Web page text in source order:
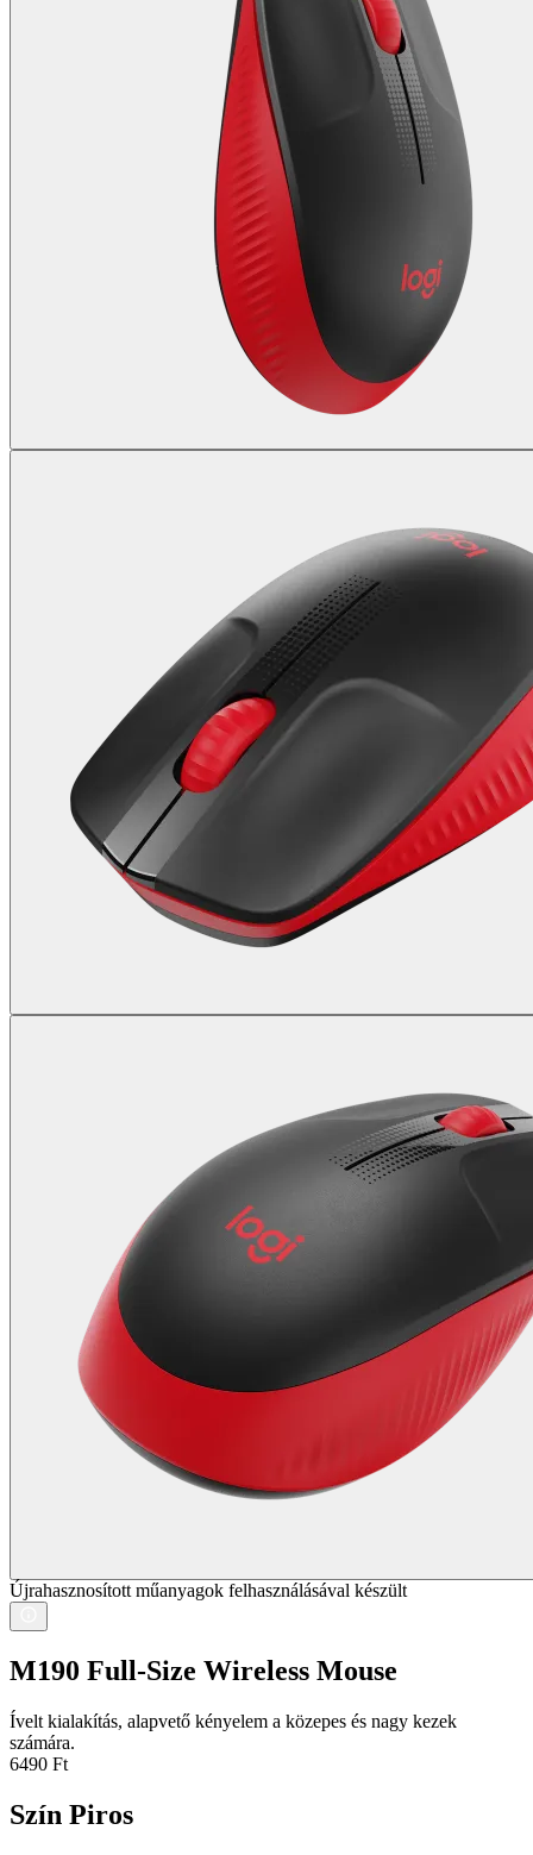
Újrahasznosított műanyagok felhasználásával készült
M190 Full-Size Wireless Mouse
Ívelt kialakítás, alapvető kényelem a közepes és nagy kezek
számára.
6490 Ft
Szín Piros